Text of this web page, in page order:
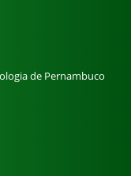
de Pernambuco